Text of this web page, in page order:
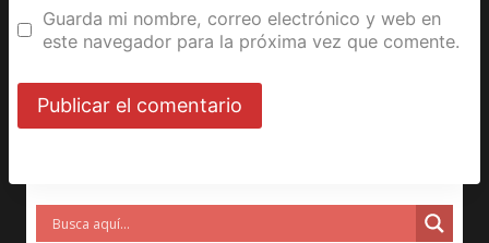
Guarda mi nombre, correo electrónico y web en
este navegador para la próxima vez que comente.